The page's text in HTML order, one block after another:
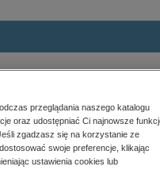
przeglądania naszego katalogu
oraz udostępniać Ci najnowsze
zgadzasz się na korzystanie ze
swoje preferencje, klikając
ustawienia cookies lub